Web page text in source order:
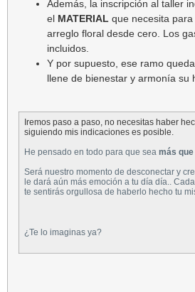
Además, la inscripción al taller
el MATERIAL que necesita
arreglo floral desde cero. Los
incluidos.
Y por supuesto, ese ramo
llene de bienestar y armonía su
Iremos paso a paso, no necesitas haber
siguiendo mis indicaciones es posible.
He pensado en todo para que sea más
Será nuestro momento de desconectar y
le dará aún más emoción a tu día día..
te sentirás orgullosa de haberlo hecho tu
¿Te lo imaginas ya?